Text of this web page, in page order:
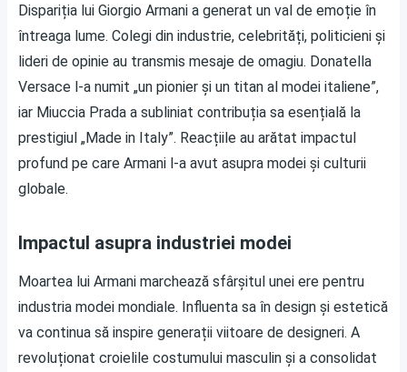
Dispariția lui Giorgio Armani a generat un val de emoție în
întreaga lume. Colegi din industrie, celebrități, politicieni și
lideri de opinie au transmis mesaje de omagiu. Donatella
Versace l-a numit „un pionier și un titan al modei italiene”,
iar Miuccia Prada a subliniat contribuția sa esențială la
prestigiul „Made in Italy”. Reacțiile au arătat impactul
profund pe care Armani l-a avut asupra modei și culturii
globale.
Impactul asupra industriei modei
Moartea lui Armani marchează sfârșitul unei ere pentru
industria modei mondiale. Influenta sa în design și estetică
va continua să inspire generații viitoare de designeri. A
revoluționat croielile costumului masculin și a consolidat